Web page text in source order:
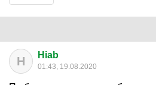
H Hiab
01:43, 19.08.2020